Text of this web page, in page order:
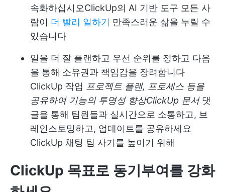
속화하십시오ClickUp의 AI 기반 도구 모든 사
람이 더 빨리 일하기 만족스러운 삶을 누릴 수
있습니다
일을 더 잘 플랜하고 우선 순위를 정하고 다음
을 통해 소유권과 책임감을 장려합니다
ClickUp 작업 프로젝트 플랜, 프로세스 등을
공유하여 기능의 투명성 향상ClickUp 문서댓
글을 통해 팀원들과 실시간으로 소통하고, 브
레인스토밍하고, 업데이트를 공유하세요
ClickUp 채팅 팀 사기를 높이기 위해
ClickUp 목표로 동기부여를 강화